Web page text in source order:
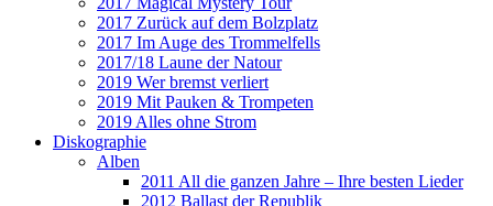
2017 Zurück auf dem Bolzplatz
2017 Im Auge des Trommelfells
2017/18 Laune der Natour
2019 Wer bremst verliert
2019 Mit Pauken & Trompeten
2019 Alles ohne Strom
Diskographie
Alben
2011 All die ganzen Jahre – Ihre besten Lieder
2012 Ballast der Republik